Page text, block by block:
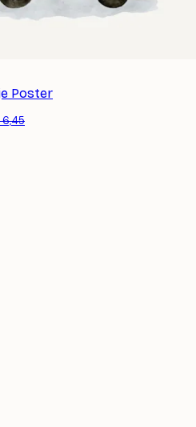
Poster